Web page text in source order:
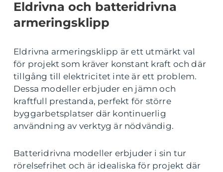
Eldrivna och batteridrivna
armeringsklipp
Eldrivna armeringsklipp är ett utmärkt val
för projekt som kräver konstant kraft och där
tillgång till elektricitet inte är ett problem.
Dessa modeller erbjuder en jämn och
kraftfull prestanda, perfekt för större
byggarbetsplatser där kontinuerlig
användning av verktyg är nödvändig.
Batteridrivna modeller erbjuder i sin tur
rörelsefrihet och är idealiska för projekt där